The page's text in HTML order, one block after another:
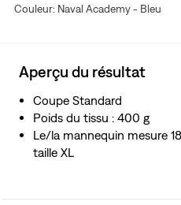
Couleur: Naval Academy - Bleu
Aperçu du résultat
Coupe Standard
Poids du tissu : 400 g
Le/la mannequin mesure
taille XL